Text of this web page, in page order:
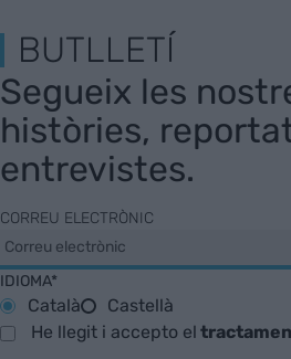
BUTLLETÍ
Segueix les
històries,
entrevistes.
CORREU ELECTRÒNIC
IDIOMA*
Català
Castellà
He llegit i accepto el